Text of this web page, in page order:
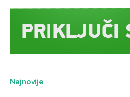
Najnovije